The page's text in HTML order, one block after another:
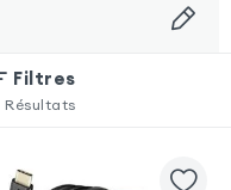
Filtres
Résultats